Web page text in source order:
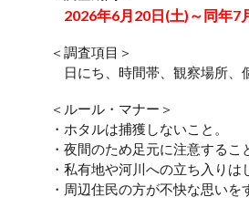
2026年6月20日(土)～同年7
＜調査項目＞
日にち、時間帯、観察場所、
＜ルール・マナー＞
・ホタルは捕獲しないこと。
・夜間のため足元に注意するこ
・私有地や河川への立ち入りは
・周辺住民の方が不快な思いを